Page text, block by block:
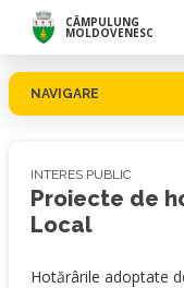
CÂMPULUNG
MOLDOVENESC
NAVIGARE
INTERES PUBLIC
Proiecte de
Local
Hotărârile adoptate